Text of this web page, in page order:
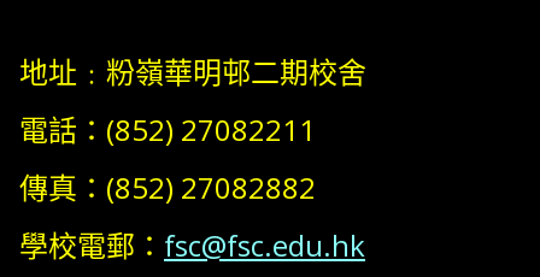
地址﹕粉嶺華明邨二期校舍
電話：(852) 27082211
傳真：(852) 27082882
學校電郵： fsc@fsc.edu.hk